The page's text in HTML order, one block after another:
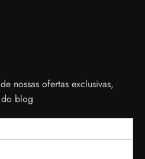
nossas ofertas exclusivas,
blog